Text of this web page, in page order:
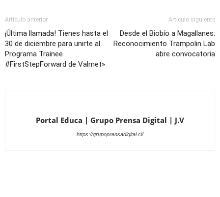
Artículo anterior
¡Última llamada! Tienes hasta el
30 de diciembre para unirte al
Programa Trainee
#FirstStepForward de Valmet»
Artículo siguiente
Desde el Biobío a Magallanes:
Reconocimiento Trampolin Lab
abre convocatoria
Portal Educa | Grupo Prensa Digital | J.V
https://grupoprensadigital.cl/